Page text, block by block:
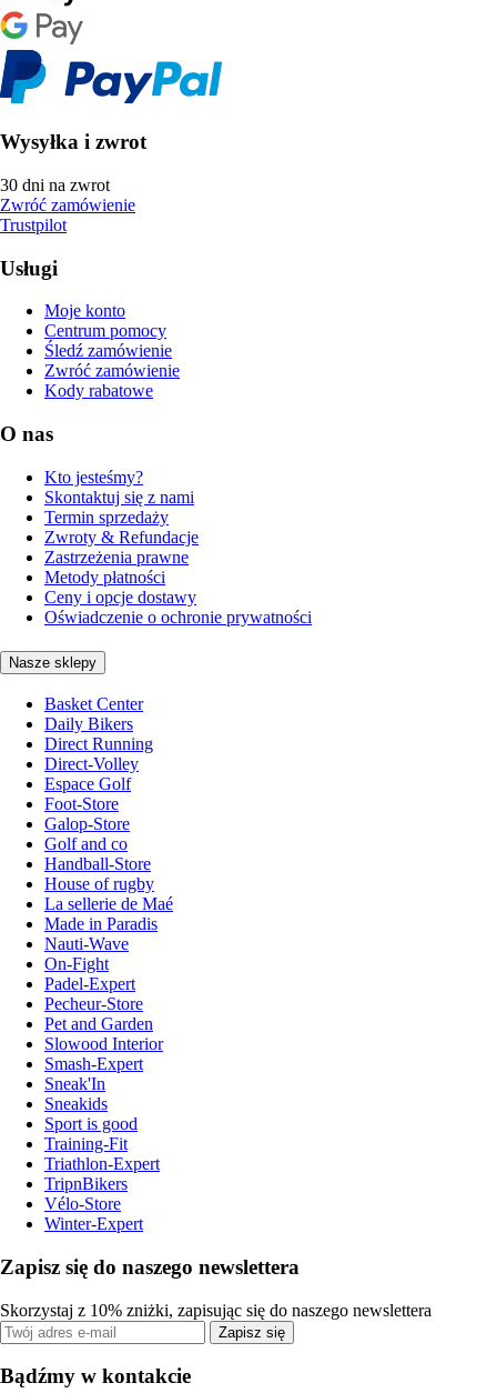
Wysyłka i zwrot
30 dni na zwrot
Zwróć zamówienie
Trustpilot
Usługi
Moje konto
Centrum pomocy
Śledź zamówienie
Zwróć zamówienie
Kody rabatowe
O nas
Kto jesteśmy?
Skontaktuj się z nami
Termin sprzedaży
Zwroty & Refundacje
Zastrzeżenia prawne
Metody płatności
Ceny i opcje dostawy
Oświadczenie o ochronie prywatności
Nasze sklepy
Basket Center
Daily Bikers
Direct Running
Direct-Volley
Espace Golf
Foot-Store
Galop-Store
Golf and co
Handball-Store
House of rugby
La sellerie de Maé
Made in Paradis
Nauti-Wave
On-Fight
Padel-Expert
Pecheur-Store
Pet and Garden
Slowood Interior
Smash-Expert
Sneak'In
Sneakids
Sport is good
Training-Fit
Triathlon-Expert
TripnBikers
Vélo-Store
Winter-Expert
Zapisz się do naszego newslettera
Skorzystaj z 10% zniżki, zapisując się do naszego newslettera
Zapisz się
Bądźmy w kontakcie